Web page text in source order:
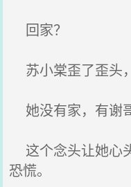
回家？
苏小棠歪了歪头
她没有家，有谢
这个念头让她心
恐慌。